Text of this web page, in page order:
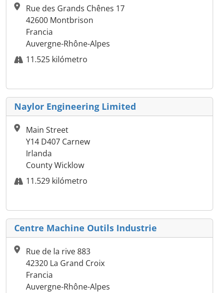
Rue des Grands Chênes 17
42600 Montbrison
Francia
Auvergne-Rhône-Alpes
11.525 kilómetro
Naylor Engineering Limited
Main Street
Y14 D407 Carnew
Irlanda
County Wicklow
11.529 kilómetro
Centre Machine Outils Industrie
Rue de la rive 883
42320 La Grand Croix
Francia
Auvergne-Rhône-Alpes